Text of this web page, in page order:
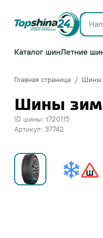
Каталог шинЛетние
Главная страница Шины
Шины
ID шины: t720115
Артикул: 37742